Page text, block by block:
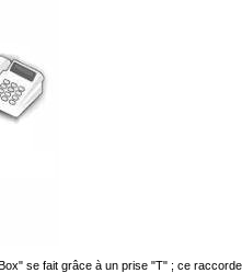
se fait grâce à un prise "T" ; ce